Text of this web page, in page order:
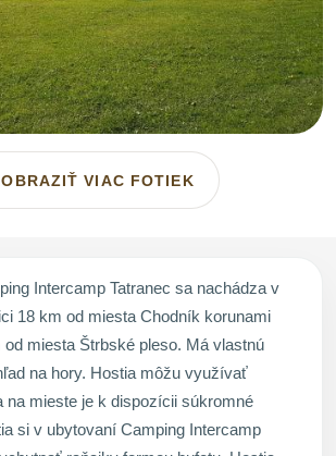
VIAC FOTIEK
Intercamp Tatranec sa nachádza v
18 km od miesta Chodník korunami
miesta Štrbské pleso. Má vlastnú
na hory. Hostia môžu využívať
na mieste je k dispozícii súkromné
si v ubytovaní Camping Intercamp